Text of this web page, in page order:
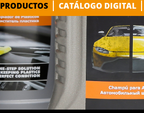
PRODUCTOS CATÁLOGO DIGITAL